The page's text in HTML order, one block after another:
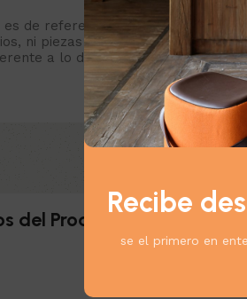
Recibe
se el primero en
de referencia y ha sido
ni piezas adicionales ni ningún
a lo descrito.
del Producto: